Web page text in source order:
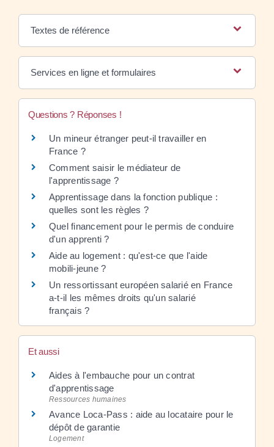
Textes de référence
Services en ligne et formulaires
Questions ? Réponses !
Un mineur étranger peut-il travailler en
France ?
Comment saisir le médiateur de
l'apprentissage ?
Apprentissage dans la fonction publique :
quelles sont les règles ?
Quel financement pour le permis de conduire
d'un apprenti ?
Aide au logement : qu'est-ce que l'aide
mobili-jeune ?
Un ressortissant européen salarié en France
a-t-il les mêmes droits qu'un salarié
français ?
Et aussi
Aides à l'embauche pour un contrat
d'apprentissage
Ressources humaines
Avance Loca-Pass : aide au locataire pour le
dépôt de garantie
Logement